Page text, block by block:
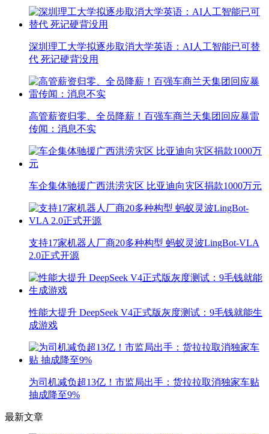
深圳理工大学拟逐步取消大学英语：AI人工智能已可替
代 死记硬背没用
高管薪资归零、全员降薪！百强车商兰天集团回应暴雷
传闻：消息不实
车企集体驰援广西洪涝灾区 比亚迪向灾区捐款1000万元
支持17家机器人厂商20多种构型 蚂蚁灵波LingBot-VLA
2.0正式开源
性能大提升 DeepSeek V4正式版灰度测试：9毛钱就能生
成游戏
为司机减负超13亿！市监局出手：货拉拉取消独家车贴
抽成降至9%
最新文章